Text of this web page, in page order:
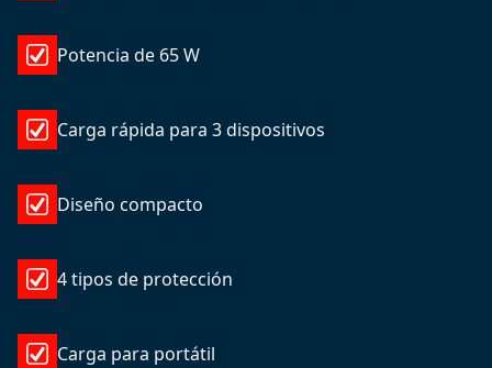
Potencia de 65 W
Carga rápida para 3 dispositivos
Diseño compacto
4 tipos de protección
Carga para portátil